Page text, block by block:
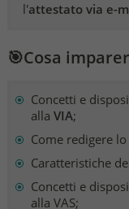
l'attestato via e-
🎯Cosa
Concetti e
alla VIA;
Come redigere lo
Caratteristiche
Concetti e
alla VAS;